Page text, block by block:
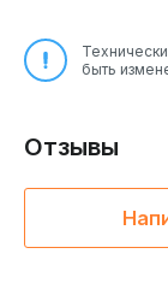
быть
Отзывы